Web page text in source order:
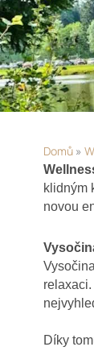
Domů»
klidným
novou
Díky